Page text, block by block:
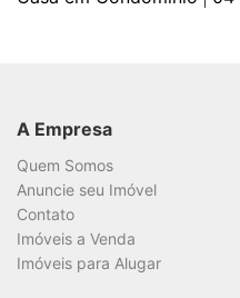
A Empresa
Quem Somos
Anuncie seu Imóvel
Contato
Imóveis a Venda
Imóveis para Alugar